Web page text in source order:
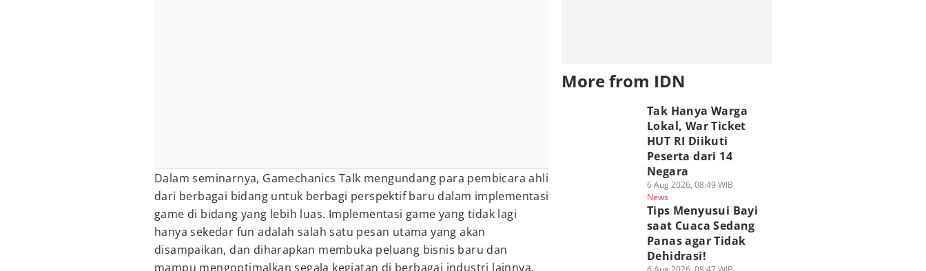
Dalam seminarnya, Gamechanics Talk mengundang para pembicara ahli
dari berbagai bidang untuk berbagi perspektif baru dalam implementasi
game di bidang yang lebih luas. Implementasi game yang tidak lagi
hanya sekedar fun adalah salah satu pesan utama yang akan
disampaikan, dan diharapkan membuka peluang bisnis baru dan
mampu mengoptimalkan segala kegiatan di berbagai industri lainnya.
More from IDN
Tak Hanya Warga
Lokal, War Ticket
HUT RI Diikuti
Peserta dari 14
Negara
6 Aug 2026, 08:49 WIB
News
Tips Menyusui Bayi
saat Cuaca Sedang
Panas agar Tidak
Dehidrasi!